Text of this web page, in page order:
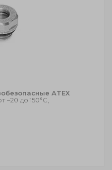
ATEX
–20 до 150°C,